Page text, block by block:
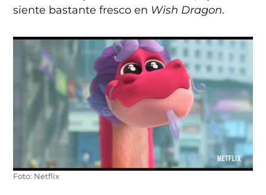
siente bastante fresco en Wish Dragon.
Foto: Netflix